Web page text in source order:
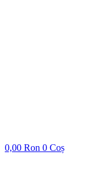
0,00 Ron 0 Coș